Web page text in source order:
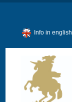
Info in english